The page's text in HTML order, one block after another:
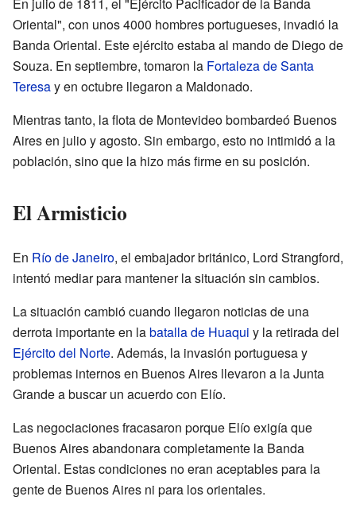
Oriental", con unos 4000 hombres portugueses, invadió la
Banda Oriental. Este ejército estaba al mando de Diego de
Souza. En septiembre, tomaron la Fortaleza de Santa
Teresay en octubre llegaron a Maldonado.
Mientras tanto, la flota de Montevideo bombardeó Buenos
Aires en julio y agosto. Sin embargo, esto no intimidó a la
población, sino que la hizo más firme en su posición.
El Armisticio
En Río de Janeiro, el embajador británico, Lord Strangford,
intentó mediar para mantener la situación sin cambios.
La situación cambió cuando llegaron noticias de una
derrota importante en labatalla de Huaqui y la retirada del
Ejército del Norte. Además, la invasión portuguesa y
problemas internos en Buenos Aires llevaron a la Junta
Grande a buscar un acuerdo con Elío.
Las negociaciones fracasaron porque Elío exigía que
Buenos Aires abandonara completamente la Banda
Oriental. Estas condiciones no eran aceptables para la
gente de Buenos Aires ni para los orientales.